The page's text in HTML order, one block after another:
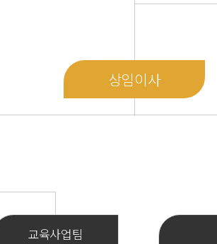
상임이사
교육사업팀